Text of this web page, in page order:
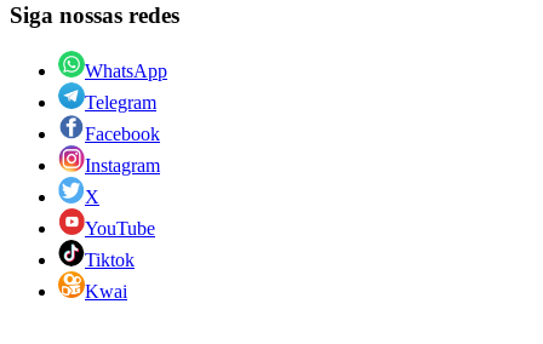
Siga nossas redes
WhatsApp
Telegram
Facebook
Instagram
X
YouTube
Tiktok
Kwai